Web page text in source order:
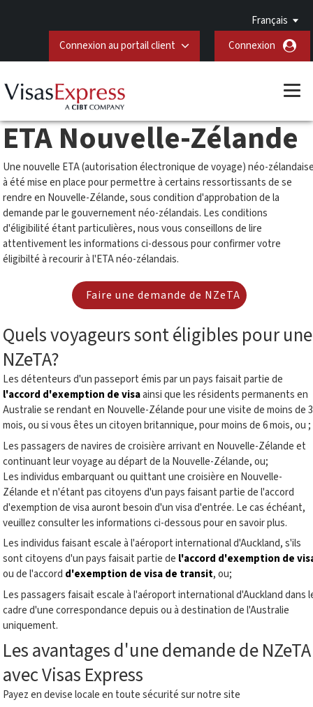
Français
Connexion au portail client
Connexion
ETA Nouvelle-Zélande
Une nouvelle ETA (autorisation électronique de voyage) néo-
à été mise en place pour permettre à certains ressortissants de se
rendre en Nouvelle-Zélande, sous condition d'approbation de la
demande par le gouvernement néo-zélandais. Les conditions
d'éligibilité étant particulières, nous vous conseillons de lire
attentivement les informations ci-dessous pour confirmer votre
éligibilté à recourir à l'ETA néo-zélandais.
Faire une demande de NZeTA
Quels voyageurs sont éligibles pour une
NZeTA?
Les détenteurs d'un passeport émis par un pays faisait partie de
l'accord d'exemption de visaainsi que les résidents permanents en
Australie se rendant en Nouvelle-Zélande pour une visite de moins de 3
mois, ou si vous êtes un citoyen britannique, pour moins de 6 mois, ou ;
Les passagers de navires de croisière arrivant en Nouvelle-Zélande et
continuant leur voyage au départ de la Nouvelle-Zélande, ou;
Les individus embarquant ou quittant une croisière en Nouvelle-
Zélande et n'étant pas citoyens d'un pays faisant partie de l'accord
d'exemption de visa auront besoin d'un visa d'entrée. Le cas échéant,
veuillez consulter les informations ci-dessous pour en savoir plus.
Les individus faisant escale à l'aéroport international d'Auckland, s'ils
sont citoyens d'un pays faisait partie de l'accord d'exemption de
ou de l'accord d'exemption de visa de transit, ou;
Les passagers faisait escale à l'aéroport international d'Auckland dans
cadre d'une correspondance depuis ou à destination de l'Australie
uniquement.
Les avantages d'une demande de NZeTA
avec Visas Express
Payez en devise locale en toute sécurité sur notre site